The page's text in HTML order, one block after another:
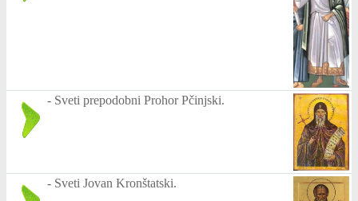
- Sveti prepodobni Prohor Pčinjski.
- Sveti Jovan Kronštatski.